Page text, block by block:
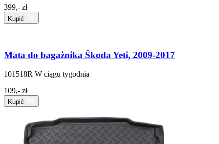
399,- zł
Kupić
Mata do bagażnika Škoda Yeti, 2009-2017
101518R W ciągu tygodnia
109,- zł
Kupić